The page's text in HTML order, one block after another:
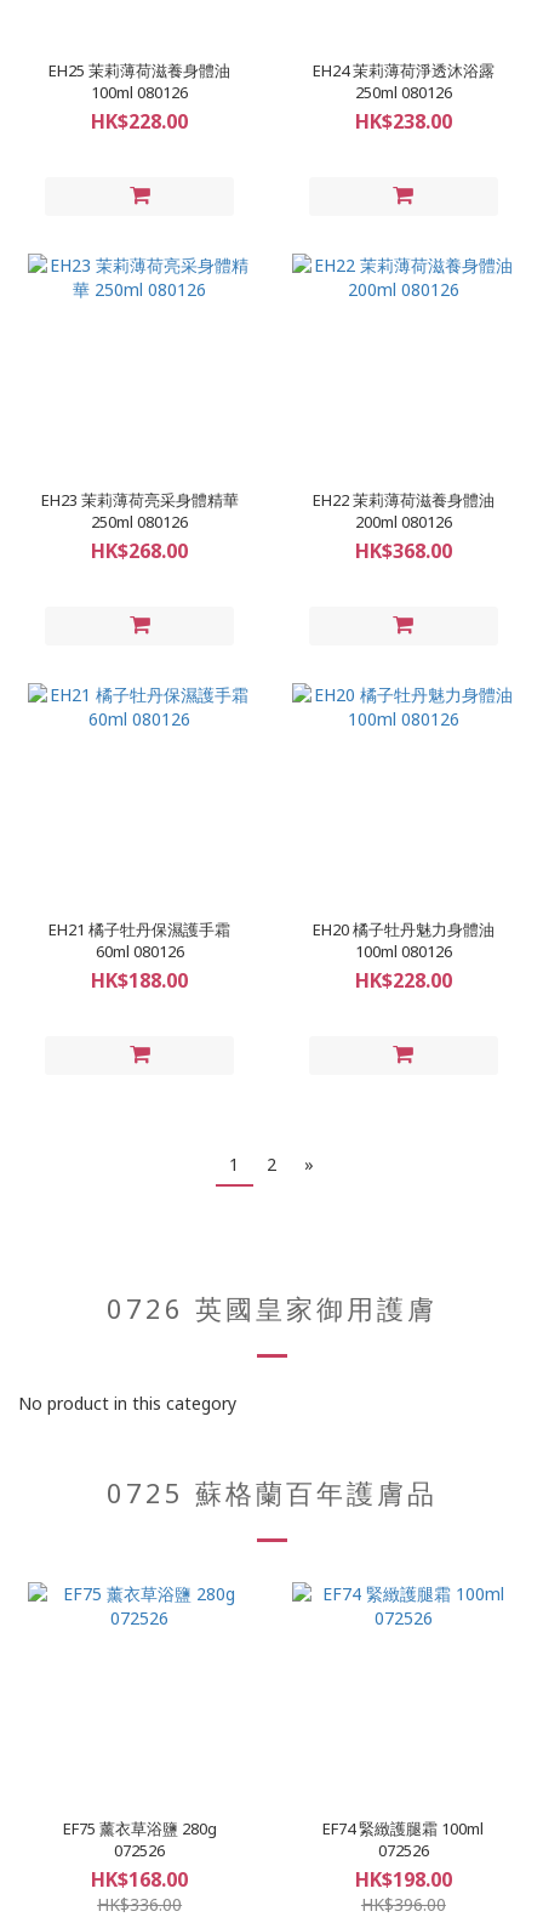
EH25 茉莉薄荷滋養身體油
100ml 080126
HK$228.00
EH24 茉莉薄荷淨透沐浴露
250ml 080126
HK$238.00
EH23 茉莉薄荷亮采身體精華
250ml 080126
HK$268.00
EH22 茉莉薄荷滋養身體油
200ml 080126
HK$368.00
EH21 橘子牡丹保濕護手霜
60ml 080126
HK$188.00
EH20 橘子牡丹魅力身體油
100ml 080126
HK$228.00
1 2 »
0726 英國皇家御用護膚
No product in this category
0725 蘇格蘭百年護膚品
EF75 薰衣草浴鹽 280g
072526
HK$168.00
HK$336.00
EF74 緊緻護腿霜 100ml
072526
HK$198.00
HK$396.00